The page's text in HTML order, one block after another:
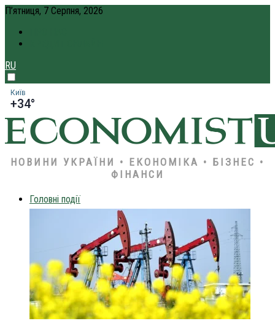
П’ятниця, 7 Серпня, 2026
RU
Київ
+34°
НОВИНИ УКРАЇНИ • ЕКОНОМІКА • БІЗНЕС •
ФІНАНСИ
Головні події